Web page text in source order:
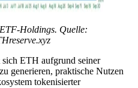
Holdings. Quelle:
sich ETH aufgrund seiner
generieren, praktische Nutzen
tokenisierter